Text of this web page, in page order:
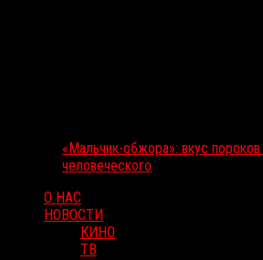
«Мальчик-обжора»: вкус
человеческого
О НАС
НОВОСТИ
КИНО
ТВ